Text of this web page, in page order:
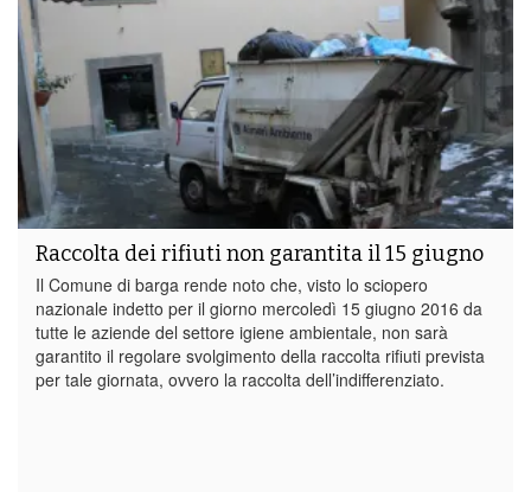
Raccolta dei rifiuti non garantita il 15 giugno
Il Comune di barga rende noto che, visto lo sciopero
nazionale indetto per il giorno mercoledì 15 giugno 2016 da
tutte le aziende del settore igiene ambientale, non sarà
garantito il regolare svolgimento della raccolta rifiuti prevista
per tale giornata, ovvero la raccolta dell’indifferenziato.